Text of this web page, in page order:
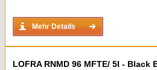
Mehr Details
LOFRA RNMD 96 MFTE/ 5I - Black